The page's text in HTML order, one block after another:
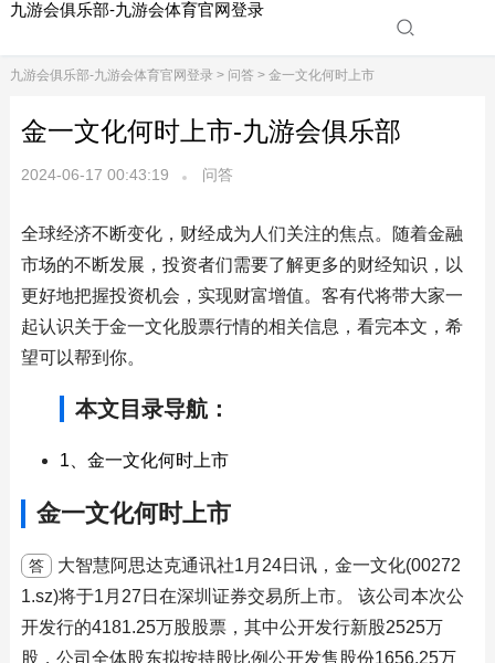
九游会俱乐部-九游会体育官网登录
九游会俱乐部-九游会体育官网登录> 问答 > 金一文化何时上市
金一文化何时上市-九游会俱乐部
2024-06-17 00:43:19 问答
全球经济不断变化，财经成为人们关注的焦点。随着金融
市场的不断发展，投资者们需要了解更多的财经知识，以
更好地把握投资机会，实现财富增值。客有代将带大家一
起认识关于金一文化股票行情的相关信息，看完本文，希
望可以帮到你。
本文目录导航：
1、金一文化何时上市
金一文化何时上市
答
大智慧阿思达克通讯社1月24日讯，金一文化(00272
1.sz)将于1月27日在深圳证券交易所上市。 该公司本次公
开发行的4181.25万股股票，其中公开发行新股2525万
股，公司全体股东拟按持股比例公开发售股份1656.25万